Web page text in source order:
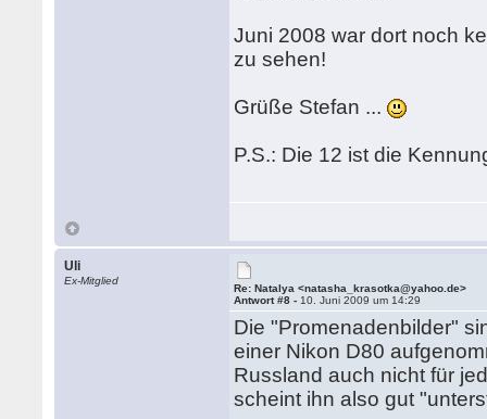
Juni 2008 war dort noch
zu sehen!
Grüße Stefan ...
P.S.: Die 12 ist die
Uli
Ex-Mitglied
Re: Natalya <natasha_krasotka@yahoo.de>
Antwort #8 - 10. Juni 2009 um 14:29
Die "Promenadenbilder"
einer Nikon D80
Russland auch nicht für
scheint ihn also gut